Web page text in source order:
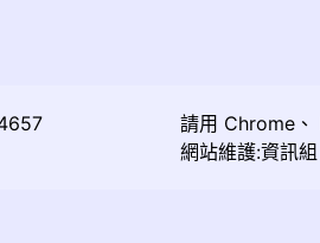
請用 Chrome 、
網站維護:資訊組